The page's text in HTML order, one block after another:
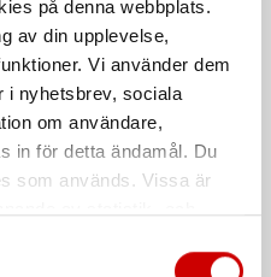
på denna webbplats.
av din upplevelse,
Vi använder dem
i nyhetsbrev, sociala
om användare,
in för detta ändamål. Du
som används. Vissa är
Genom
Skyddssko Jalas 9925
Luftig och slitstark.
EN ISO 20345